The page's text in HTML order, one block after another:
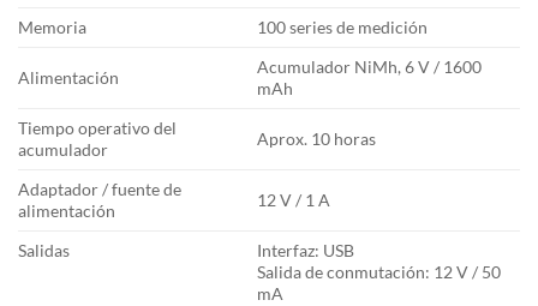
Memoria
100 series de medición
Alimentación
Acumulador NiMh, 6 V / 1600
mAh
Tiempo operativo del
acumulador
Aprox. 10 horas
Adaptador / fuente de
alimentación
12 V / 1 A
Salidas
Interfaz: USB
Salida de conmutación: 12 V / 50
mA